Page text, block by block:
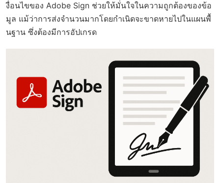
งื่อนไขของ Adobe Sign ช่วยให้มั่นใจในความถูกต้องของข้อ
มูล แม้ว่าการส่งจำนวนมากโดยกำเนิดจะขาดหายไปในแผนพื้
นฐาน ซึ่งต้องมีการอัปเกรด